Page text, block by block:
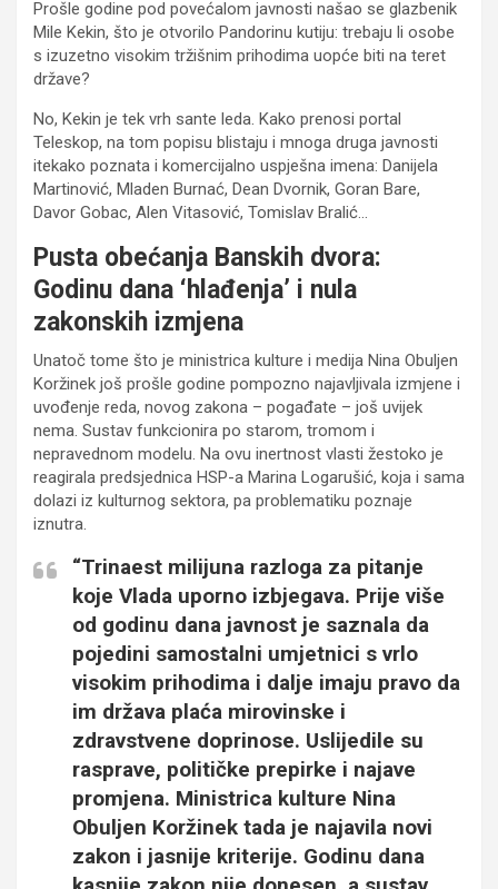
Prošle godine pod povećalom javnosti našao se glazbenik
Mile Kekin, što je otvorilo Pandorinu kutiju: trebaju li osobe
s izuzetno visokim tržišnim prihodima uopće biti na teret
države?
No, Kekin je tek vrh sante leda. Kako prenosi portal
Teleskop, na tom popisu blistaju i mnoga druga javnosti
itekako poznata i komercijalno uspješna imena: Danijela
Martinović, Mladen Burnać, Dean Dvornik, Goran Bare,
Davor Gobac, Alen Vitasović, Tomislav Bralić…
Pusta obećanja Banskih dvora:
Godinu dana ‘hlađenja’ i nula
zakonskih izmjena
Unatoč tome što je ministrica kulture i medija Nina Obuljen
Koržinek još prošle godine pompozno najavljivala izmjene i
uvođenje reda, novog zakona – pogađate – još uvijek
nema. Sustav funkcionira po starom, tromom i
nepravednom modelu. Na ovu inertnost vlasti žestoko je
reagirala predsjednica HSP-a Marina Logarušić, koja i sama
dolazi iz kulturnog sektora, pa problematiku poznaje
iznutra.
“Trinaest milijuna razloga za pitanje
koje Vlada uporno izbjegava. Prije više
od godinu dana javnost je saznala da
pojedini samostalni umjetnici s vrlo
visokim prihodima i dalje imaju pravo da
im država plaća mirovinske i
zdravstvene doprinose. Uslijedile su
rasprave, političke prepirke i najave
promjena. Ministrica kulture Nina
Obuljen Koržinek tada je najavila novi
zakon i jasnije kriterije. Godinu dana